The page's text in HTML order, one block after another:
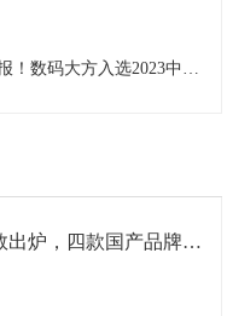
数码大方入选2023中小企业数字化转型典型产品
款国产品牌保值率超华为